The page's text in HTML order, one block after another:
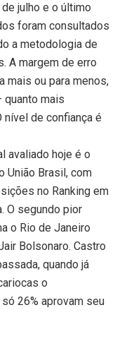
julho e o último
foram consultados
a metodologia de
A margem de erro
mais ou para menos,
quanto mais
nível de confiança é
avaliado hoje é o
União Brasil, com
no Ranking em
O segundo pior
o Rio de Janeiro
Bolsonaro. Castro
quando já
o
26% aprovam seu